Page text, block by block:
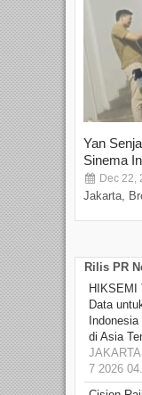
Yan
Sinema
Dec 22,
Jakarta,
Rilis PR
HIKSEMI
Data
di Asia
7 2026